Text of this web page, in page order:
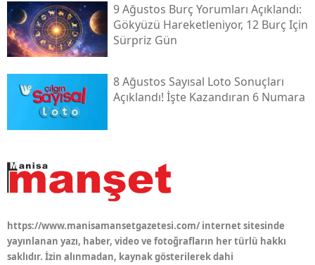
9 Ağustos Burç Yorumları Açıklandı:
Gökyüzü Hareketleniyor, 12 Burç Için
Sürpriz Gün
8 Ağustos Sayısal Loto Sonuçları
Açıklandı! İşte Kazandıran 6 Numara
https://www.manisamansetgazetesi.com/ internet sitesinde
yayınlanan yazı, haber, video ve fotoğrafların her türlü hakkı
saklıdır. İzin alınmadan, kaynak gösterilerek dahi